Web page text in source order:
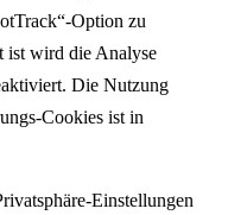
Option zu
ist wird die Analyse
Die Nutzung
Cookies ist in
Einstellungen